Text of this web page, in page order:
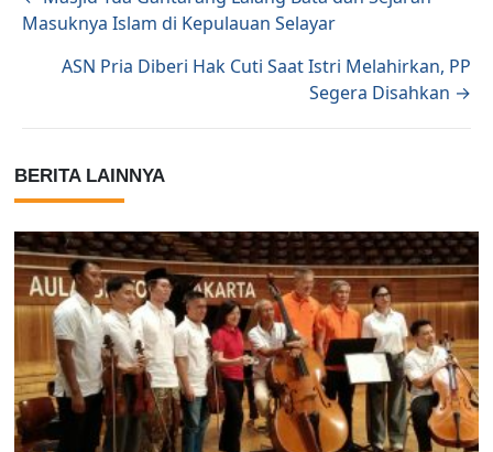
Masuknya Islam di Kepulauan Selayar
ASN Pria Diberi Hak Cuti Saat Istri Melahirkan, PP
Segera Disahkan →
BERITA LAINNYA